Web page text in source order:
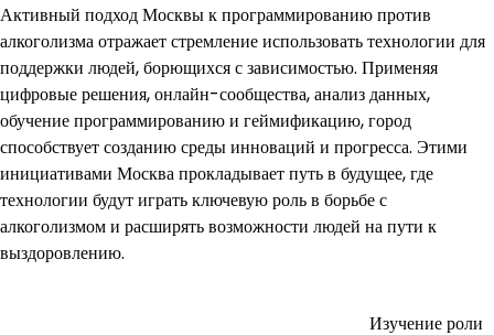
Активный подход Москвы к программированию против
алкоголизма отражает стремление использовать технологии для
поддержки людей, борющихся с зависимостью. Применяя
цифровые решения, онлайн-сообщества, анализ данных,
обучение программированию и геймификацию, город
способствует созданию среды инноваций и прогресса. Этими
инициативами Москва прокладывает путь в будущее, где
технологии будут играть ключевую роль в борьбе с
алкоголизмом и расширять возможности людей на пути к
выздоровлению.
Изучение роли